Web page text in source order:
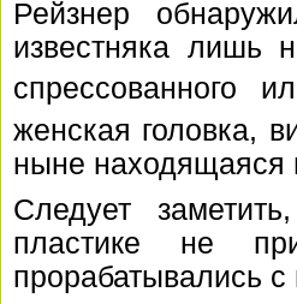
Рейзнер
известняка лишь
спрессованного
женская головка,
ныне находящаяся
Следует
пластике не
прорабатывались